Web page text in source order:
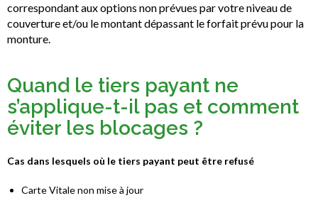
correspondant aux options non prévues par votre niveau de
couverture et/ou le montant dépassant le forfait prévu pour la
monture.
Quand le tiers payant ne
s’applique-t-il pas et comment
éviter les blocages ?
Cas dans lesquels où le tiers payant peut être refusé
Carte Vitale non mise à jour